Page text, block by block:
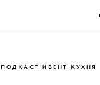
ПОДКАСТ ИВЕНТ КУХНЯ